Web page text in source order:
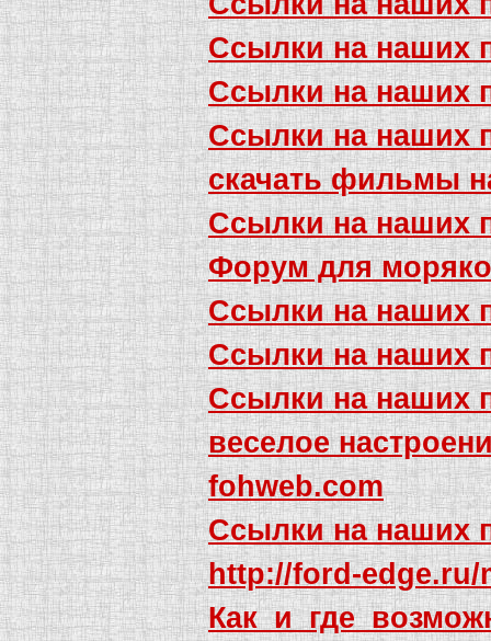
Ссылки на наших
Ссылки на наших
Ссылки на наших
скачать фильмы
Ссылки на наших
Форум для
Ссылки на наших
Ссылки на наших
Ссылки на наших
веселое
fohweb.com
Ссылки на наших
http://ford-